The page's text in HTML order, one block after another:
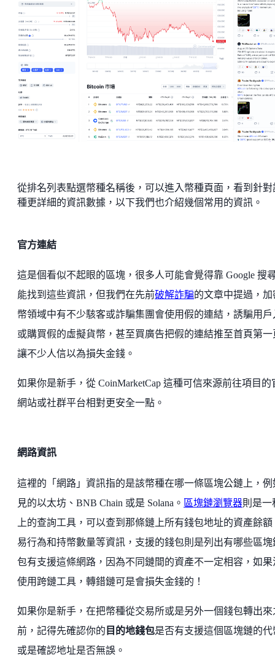
從排名列表點選幣種名稱後，可以進入幣種頁面，看到針對
種更詳細的資訊數據，以下我們也介紹幾個常用的資訊。
官方連結
這是個看似不起眼的區塊，很多人可能會覺得靠 Google 搜
能找到這些資訊，但我們在先前破解詐騙的文章中提過，加
幣領域中有不少駭客或詐騙集團會使用假的連結，誘騙用戶
或購買假的虛擬貨幣，甚至買廣告把假的連結推至首頁第一
讓不少人信以為損失金錢。
如果你是新手，從 CoinMarketCap 這種可信來源前往項目的
網站或社群平台相對更安全一點。
網路資訊
這裡的「網路」資訊指的是該幣種在哪一條區塊公鏈上，例
見的以太坊、BNB Chain 或是 Solana。 區塊鏈瀏覽器則是一
上的查詢工具，可以查到那條鏈上所有錢包地址的資產餘額
易行為和持幣數量等資訊，支援的錢包則是列出有哪些區塊
包有支援這條網路，因為不同鏈間的資產不一定相容，如果
使用跨鏈工具，轉錯鏈可是會損失金錢的！
如果你是新手，在把幣種從交易所或是另外一個錢包轉出來
前，記得先確認你的 目的地錢包是否有支援這個區塊鏈的代
或是確認地址是否無誤。